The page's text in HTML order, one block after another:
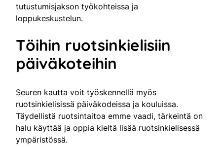
tutustumisjakson työkohteissa ja
loppukeskustelun.
Töihin ruotsinkielisiin
päiväkoteihin
Seuren kautta voit työskennellä myös
ruotsinkielisissä päiväkodeissa ja kouluissa.
Täydellistä ruotsintaitoa emme vaadi, tärkeintä on
halu käyttää ja oppia kieltä lisää ruotsinkielisessä
ympäristössä.